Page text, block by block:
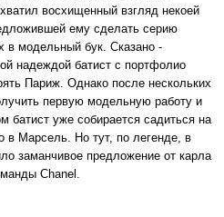
восхищенный взгляд некоей
ему сделать серию
в модельный бук. Сказано -
надеждой батист с портфолио
Париж. Однако после нескольких
первую модельную работу и
батист уже собирается садиться на
в Марсель. Но тут, по легенде, в
заманчивое предложение от карла
Chanel.